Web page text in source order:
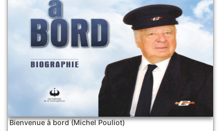
Bienvenue à bord (Michel Pouliot)